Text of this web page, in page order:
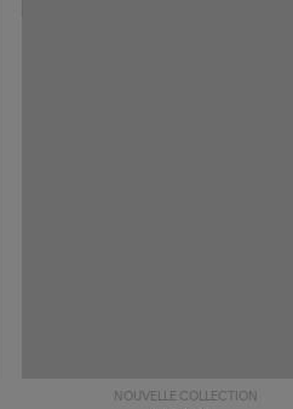
NOUVELLE COLLECTION